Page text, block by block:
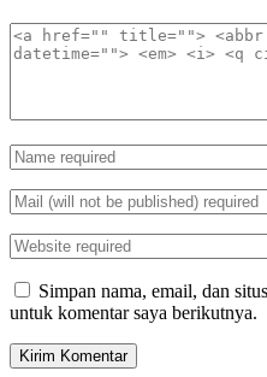
Simpan nama, email, dan
untuk komentar saya berikutnya.